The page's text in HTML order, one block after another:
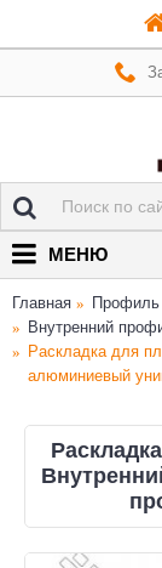
МЕНЮ
Главная
Профиль
Внутренний
Раскладка для
алюминиевый